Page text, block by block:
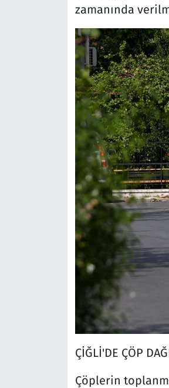
zamanında
ÇİĞLİ'DE ÇÖP
Çöplerin